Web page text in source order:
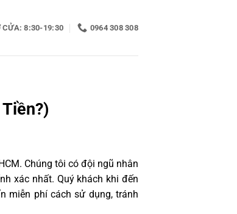
CỬA: 8:30-19:30 0964 308 308
Chúng tôi có đội ngũ nhân
xác nhất. Quý khách khi đến
miễn phí cách sử dụng, tránh